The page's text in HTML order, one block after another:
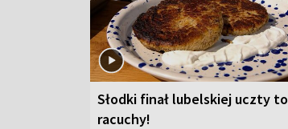
Słodki finał lubelskiej uczty to
racuchy!